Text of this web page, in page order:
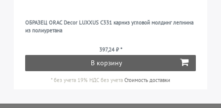
ОБРАЗЕЦ ORAC Decor LUXXUS C331 карниз угловой молдинг лепнина
из полиуретана
397,24 ₽ *
В корзину
*без учета 19% НДС без учета Стоимость доставки